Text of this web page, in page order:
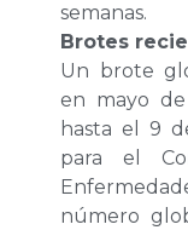
semanas.
Brotes
Un brote
en mayo de
hasta el 9
para el
número